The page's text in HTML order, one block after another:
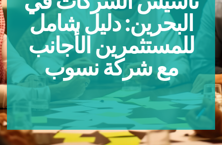
البحرين: دليل شامل
للمستثمرين الأجانب
مع شركة نسوب